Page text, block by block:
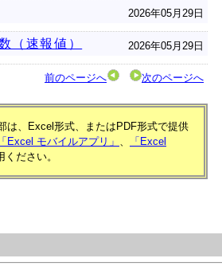
2026年05月29日
2026年05月29日
（速報値）
前のページへ 次のページへ
は、Excel形式、またはPDF形式で提供
「Excel モバイルアプリ」 、
「Excel
ださい。